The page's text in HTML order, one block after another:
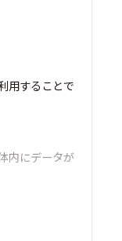
用することで
内にデータが